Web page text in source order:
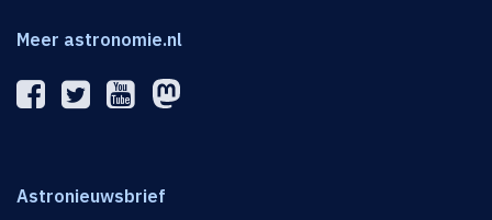
Meer astronomie.nl
Astronieuwsbrief